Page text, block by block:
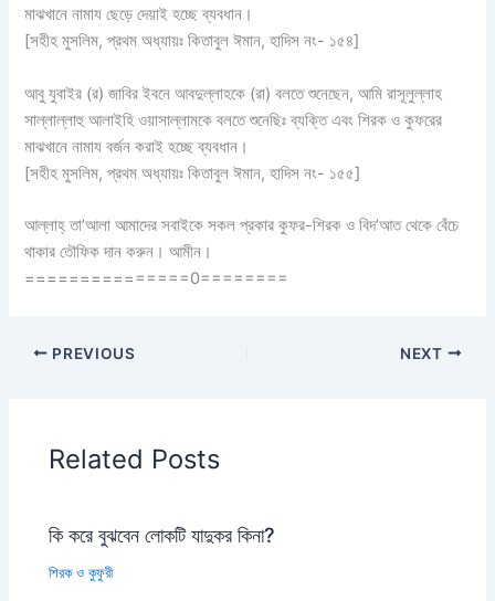
মাঝখানে নামায ছেড়ে দেয়াই হচ্ছে ব্যবধান।
[সহীহ মুসলিম, প্রথম অধ্যায়ঃ কিতাবুল ঈমান, হাদিস নং- ১৫৪]
আবু যুবাইর (র) জাবির ইবনে আবদুল্লাহকে (রা) বলতে শুনেছেন, আমি রাসূলুল্লাহ
সাল্লাল্লাহু আলাইহি ওয়াসাল্লামকে বলতে শুনেছিঃ ব্যক্তি এবং শিরক ও কুফরের
মাঝখানে নামায বর্জন করাই হচ্ছে ব্যবধান।
[সহীহ মুসলিম, প্রথম অধ্যায়ঃ কিতাবুল ঈমান, হাদিস নং- ১৫৫]
আল্লাহ্‌ তা’আলা আমাদের সবাইকে সকল প্রকার কুফর-শিরক ও বিদ’আত থেকে বেঁচে
থাকার তৌফিক দান করুন। আমীন।
===============0========
PREVIOUS NEXT
Related Posts
কি করে বুঝবেন লোকটি যাদুকর কিনা?
শিরক ও কুফুরী